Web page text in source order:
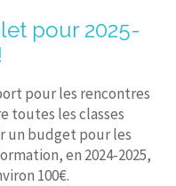
pour 2025-
pour les rencontres
toutes les classes
un budget pour les
en 2024-2025,
100€.